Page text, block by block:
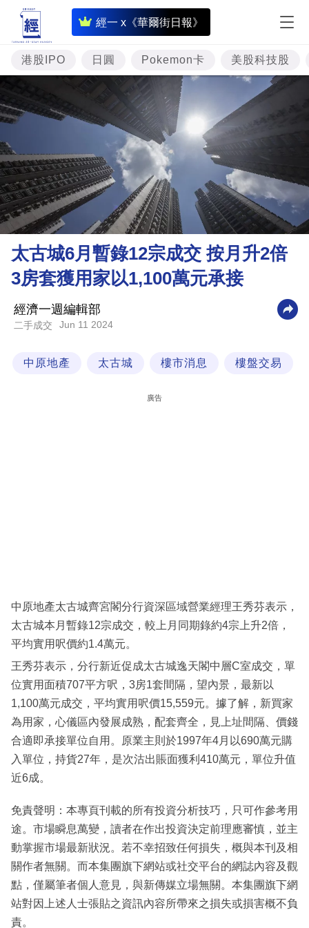
經一 x《華爾街日報》
即
時
財
經
題
資
樓
理
財
商
業
科
區
港股IPO 日圓 Pokemon卡 美股科技股
太古城6月暫錄12宗成交 按月升2倍
3房套獲用家以1,100萬元承接
經濟一週編輯部
二手成交 Jun 11 2024
中原地產 太古城 樓市消息 樓盤交易
廣告
中原地產太古城齊宮閣分行資深區域營業經理王秀芬表示，
太古城本月暫錄12宗成交，較上月同期錄約4宗上升2倍，
平均實用呎價約1.4萬元。
王秀芬表示，分行新近促成太古城逸天閣中層C室成交，單
位實用面積707平方呎，3房1套間隔，望內景，最新以
1,100萬元成交，平均實用呎價15,559元。據了解，新買家
為用家，心儀區內發展成熟，配套齊全，見上址間隔、價錢
合適即承接單位自用。原業主則於1997年4月以690萬元購
入單位，持貨27年，是次沽出賬面獲利410萬元，單位升值
近6成。
免責聲明：本專頁刊載的所有投資分析技巧，只可作參考用
途。市場瞬息萬變，讀者在作出投資決定前理應審慎，並主
動掌握市場最新狀況。若不幸招致任何損失，概與本刊及相
關作者無關。而本集團旗下網站或社交平台的網誌內容及觀
點，僅屬筆者個人意見，與新傳媒立場無關。本集團旗下網
站對因上述人士張貼之資訊內容所帶來之損失或損害概不負
責。